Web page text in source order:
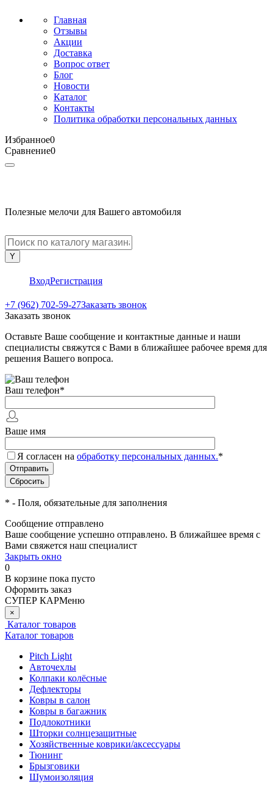
Главная
Отзывы
Акции
Доставка
Вопрос ответ
Блог
Новости
Каталог
Контакты
Политика обработки персональных данных
Избранное0
Сравнение0
Полезные мелочи для Вашего автомобиля
ВходРегистрация
+7 (962) 702-59-27Заказать звонок
Заказать звонок
Оставьте Ваше сообщение и контактные данные и наши
специалисты свяжутся с Вами в ближайшее рабочее время для
решения Вашего вопроса.
Ваш телефон*
Ваше имя
Я согласен на обработку персональных данных.*
* - Поля, обязательные для заполнения
Сообщение отправлено
Ваше сообщение успешно отправлено. В ближайшее время с
Вами свяжется наш специалист
Закрыть окно
0
В корзине пока пусто
Оформить заказ
СУПЕР КАРМеню
×
Каталог товаров
Каталог товаров
Pitch Light
Авточехлы
Колпаки колёсные
Дефлекторы
Ковры в салон
Ковры в багажник
Подлокотники
Шторки солнцезащитные
Хозяйственные коврики/аксессуары
Тюнинг
Брызговики
Шумоизоляция